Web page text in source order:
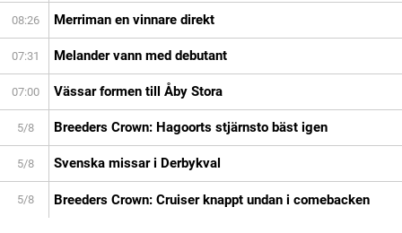
08:26 Merriman en vinnare direkt
07:31 Melander vann med debutant
07:00 Vässar formen till Åby Stora
5/8 Breeders Crown: Hagoorts stjärnsto bäst igen
5/8 Svenska missar i Derbykval
5/8 Breeders Crown: Cruiser knappt undan i comebacken